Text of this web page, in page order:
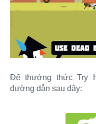
Để thưởng thức Try
đường dẫn sau đây: